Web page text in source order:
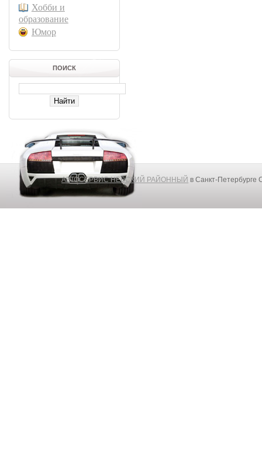
Хобби и
образование
Юмор
ПОИСК
АВТОСЕРВИС НЕВСКИЙ РАЙОННЫЙ в Санкт-Петербурге